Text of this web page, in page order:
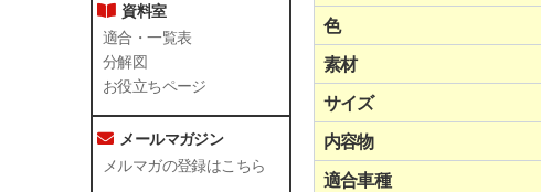
資料室
適合・一覧表
分解図
お役立ちページ
メールマガジン
メルマガの登録はこちら
色
素材
サイズ
内容物
適合車種